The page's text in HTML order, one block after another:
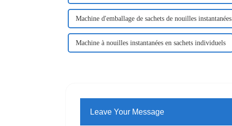
Machine d'emballage de sachets de nouilles instantanées
Machine à nouilles instantanées en sachets individuels
Leave Your Message